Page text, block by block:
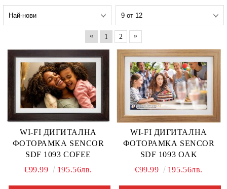
« 1 2 »
WI-FI ДИГИТАЛНА
ФОТОРАМКА SENCOR
SDF 1093 COFEE
€99.99
195.56лв.
WI-FI ДИГИТАЛНА
ФОТОРАМКА SENCOR
SDF 1093 OAK
€99.99
195.56лв.